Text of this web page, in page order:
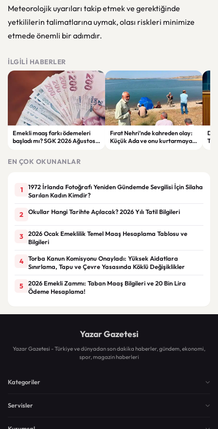
Meteorolojik uyarıları takip etmek ve gerektiğinde
yetkililerin talimatlarına uymak, olası riskleri minimize
etmede önemli bir adımdır.
İLGILI HABERLER
Emekli maaş farkı ödemeleri
başladı mı? SGK 2026 Ağustos
Fırat Nehri’nde kahreden olay:
Küçük Ada ve onu kurtarmaya
EN ÇOK OKUNANLAR
1
1972 İrlanda Fotoğrafı Yeniden Gündemde Sevgilisi İçin Silaha
Sarılan Kadın Kimdir?
2 Okullar Hangi Tarihte Açılacak? 2026 Yılı Tatil Bilgileri
3
2026 Ocak Emeklilik Temel Maaş Hesaplama Tablosu ve
Bilgileri
4
Torba Kanun Komisyonu Onayladı: Yüksek Aidatlara
Sınırlama, Tapu ve Çevre Yasasında Köklü Değişiklikler
5
2026 Emekli Zammı: Taban Maaş Bilgileri ve 20 Bin Lira
Ödeme Hesaplama!
Yazar Gazetesi
Yazar Gazetesi - Türkiye ve dünyadan son dakika haberler, gündem, ekonomi,
spor, magazin haberleri
Kategoriler
Servisler